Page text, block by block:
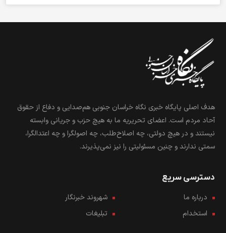
هدف اصلی پایگاه خبری نگاه خراسان جنوبی هم‌صدایی و دفاع از حقوق
آحاد مردم است. اعضای تحریریه ما به هیچ حزب و جریانی وابسته
نیستند و در هیچ دولتی، چه اصلاح‌طلب، چه اصولگرا و چه اعتدالگرا،
سمتی ندارند و چنین مسئولیتی را نیز نمی‌پذیرند.
دسترسی سریع
درباره ما
شهروند خبرنگار
استخدام
تبلیغات